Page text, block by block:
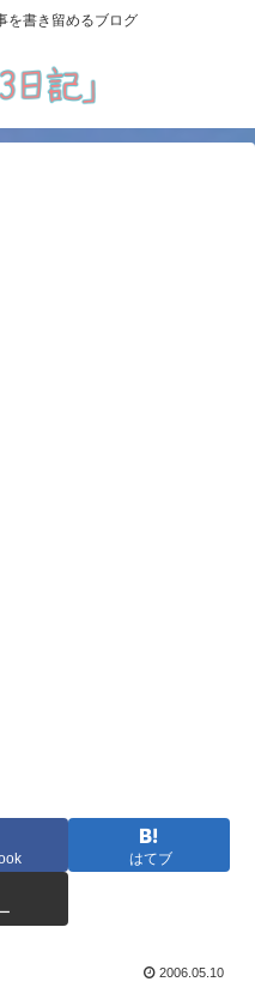
を書き留めるブログ
はてブ
2006.05.10